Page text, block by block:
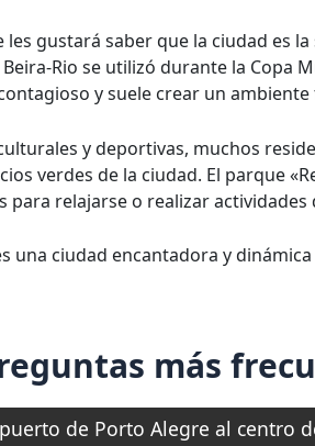
gustará saber que la ciudad es
Rio se utilizó durante la Copa
y suele crear un
y deportivas, muchos
verdes de la ciudad. El parque
para relajarse o realizar actividades
una ciudad encantadora y
más
de Porto Alegre al centro